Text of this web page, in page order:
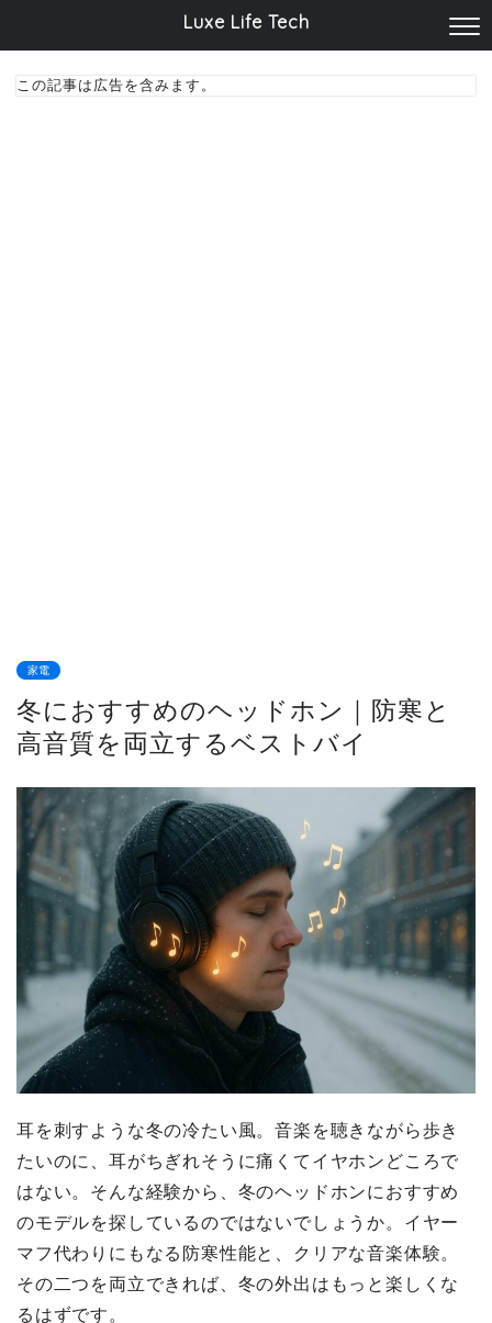
Luxe Life Tech
この記事は広告を含みます。
家電
冬におすすめのヘッドホン｜防寒と
高音質を両立するベストバイ
耳を刺すような冬の冷たい風。音楽を聴きながら歩き
たいのに、耳がちぎれそうに痛くてイヤホンどころで
はない。そんな経験から、冬のヘッドホンにおすすめ
のモデルを探しているのではないでしょうか。イヤー
マフ代わりにもなる防寒性能と、クリアな音楽体験。
その二つを両立できれば、冬の外出はもっと楽しくな
るはずです。